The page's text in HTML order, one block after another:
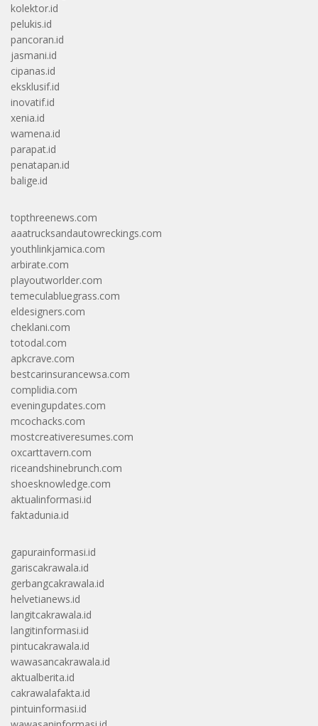
kolektor.id
pelukis.id
pancoran.id
jasmani.id
cipanas.id
eksklusif.id
inovatif.id
xenia.id
wamena.id
parapat.id
penatapan.id
balige.id
topthreenews.com
aaatrucksandautowreckings.com
youthlinkjamica.com
arbirate.com
playoutworlder.com
temeculabluegrass.com
eldesigners.com
cheklani.com
totodal.com
apkcrave.com
bestcarinsurancewsa.com
complidia.com
eveningupdates.com
mcochacks.com
mostcreativeresumes.com
oxcarttavern.com
riceandshinebrunch.com
shoesknowledge.com
aktualinformasi.id
faktadunia.id
gapurainformasi.id
gariscakrawala.id
gerbangcakrawala.id
helvetianews.id
langitcakrawala.id
langitinformasi.id
pintucakrawala.id
wawasancakrawala.id
aktualberita.id
cakrawalafakta.id
pintuinformasi.id